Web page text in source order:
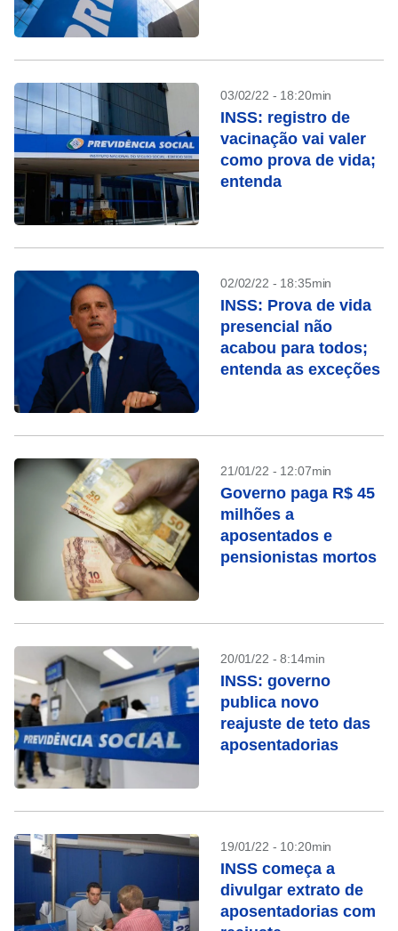
03/02/22 - 18:20min
INSS: registro de
vacinação vai valer
como prova de vida;
entenda
02/02/22 - 18:35min
INSS: Prova de vida
presencial não
acabou para todos;
entenda as exceções
21/01/22 - 12:07min
Governo paga R$ 45
milhões a
aposentados e
pensionistas mortos
20/01/22 - 8:14min
INSS: governo
publica novo
reajuste de teto das
aposentadorias
19/01/22 - 10:20min
INSS começa a
divulgar extrato de
aposentadorias com